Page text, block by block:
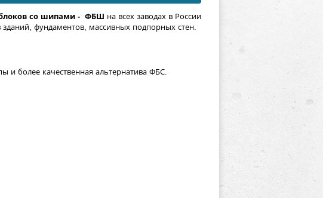
со шипами - ФБШ на всех заводах в России
фундаментов, массивных подпорных стен.
более качественная альтернатива ФБС.